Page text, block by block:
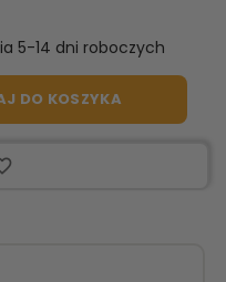
5-14 dni roboczych
DO KOSZYKA